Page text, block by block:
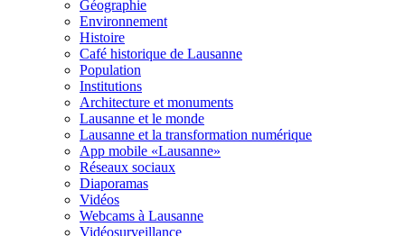
Géographie
Environnement
Histoire
Café historique de Lausanne
Population
Institutions
Architecture et monuments
Lausanne et le monde
Lausanne et la transformation numérique
App mobile «Lausanne»
Réseaux sociaux
Diaporamas
Vidéos
Webcams à Lausanne
Vidéosurveillance